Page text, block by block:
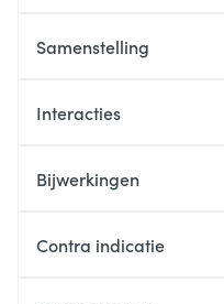
Samenstelling
Interacties
Bijwerkingen
Contra indicatie